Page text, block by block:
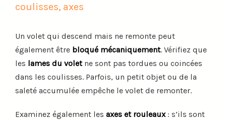
coulisses, axes
Un volet qui descend mais ne remonte peut
également être bloqué mécaniquement. Vérifiez que
les lames du voletne sont pas tordues ou coincées
dans les coulisses. Parfois, un petit objet ou de la
saleté accumulée empêche le volet de remonter.
Examinez également les axes et rouleaux: s’ils sont